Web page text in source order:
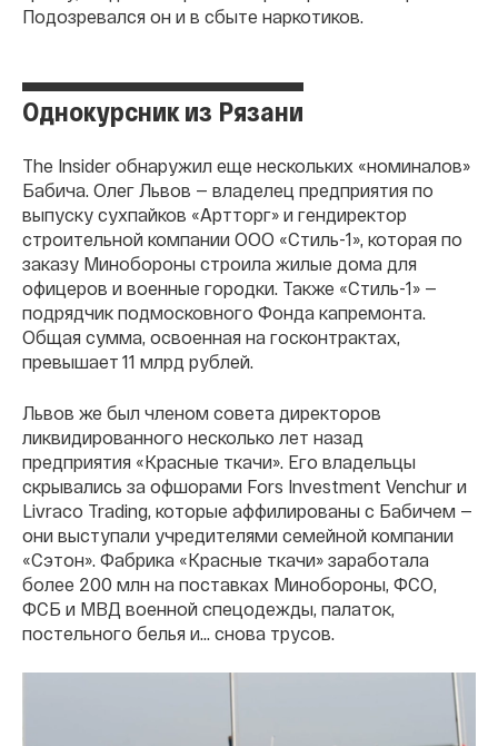
Подозревался он и в сбыте наркотиков.
Однокурсник из Рязани
The Insider обнаружил еще нескольких «номиналов»
Бабича. Олег Львов — владелец предприятия по
выпуску сухпайков «Артторг» и гендиректор
строительной компании ООО «Стиль-1», которая по
заказу Минобороны строила жилые дома для
офицеров и военные городки. Также «Стиль-1» —
подрядчик подмосковного Фонда капремонта.
Общая сумма, освоенная на госконтрактах,
превышает 11 млрд рублей.
Львов же был членом совета директоров
ликвидированного несколько лет назад
предприятия «Красные ткачи». Его владельцы
скрывались за офшорами Fors Investment Venchur и
Livraco Trading, которые аффилированы с Бабичем —
они выступали учредителями семейной компании
«Сэтон». Фабрика «Красные ткачи» заработала
более 200 млн на поставках Минобороны, ФСО,
ФСБ и МВД военной спецодежды, палаток,
постельного белья и... снова трусов.